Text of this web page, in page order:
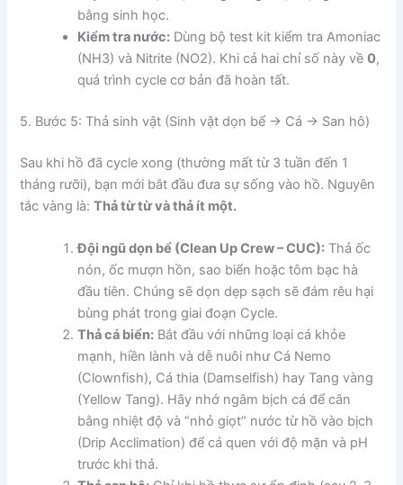
bằng sinh học.
Kiểm tra nước: Dùng bộ test kit kiểm tra Amoniac
(NH3) và Nitrite (NO2). Khi cả hai chỉ số này về0,
quá trình cycle cơ bản đã hoàn tất.
5. Bước 5: Thả sinh vật (Sinh vật dọn bể -> Cá -> San hô)
Sau khi hồ đã cycle xong (thường mất từ 3 tuần đến 1
tháng rưỡi), bạn mới bắt đầu đưa sự sống vào hồ. Nguyên
tắc vàng là:Thả từ từ và thả ít một.
Đội ngũ dọn bể (Clean Up Crew – CUC): Thả ốc
nón, ốc mượn hồn, sao biển hoặc tôm bạc hà
đầu tiên. Chúng sẽ dọn dẹp sạch sẽ đám rêu hại
bùng phát trong giai đoạn Cycle.
Thả cá biển: Bắt đầu với những loại cá khỏe
mạnh, hiền lành và dễ nuôi như Cá Nemo
(Clownfish), Cá thia (Damselfish) hay Tang vàng
(Yellow Tang). Hãy nhớ ngâm bịch cá để cân
bằng nhiệt độ và “nhỏ giọt” nước từ hồ vào bịch
(Drip Acclimation) để cá quen với độ mặn và pH
trước khi thả.